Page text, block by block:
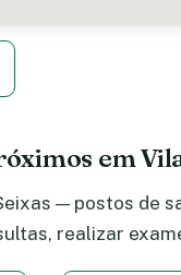
em
— postos de
realizar